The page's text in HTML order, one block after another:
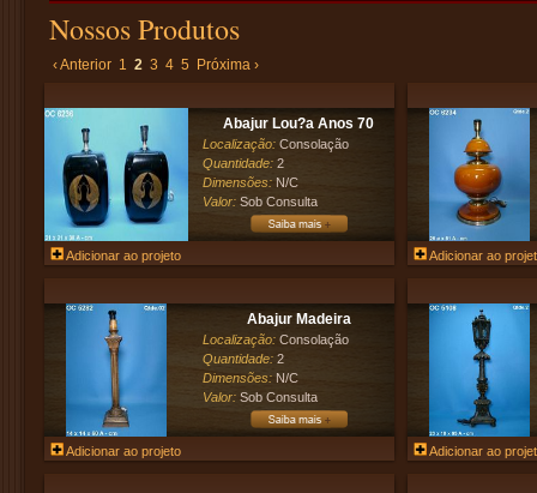
Nossos Produtos
‹ Anterior 1 2 3 4 5 Próxima ›
Abajur Lou?a Anos 70
Localização: Consolação
Quantidade: 2
Dimensões: N/C
Valor: Sob Consulta
Adicionar ao projeto Adicionar ao
Abajur Madeira
Localização: Consolação
Quantidade: 2
Dimensões: N/C
Valor: Sob Consulta
Adicionar ao projeto Adicionar ao